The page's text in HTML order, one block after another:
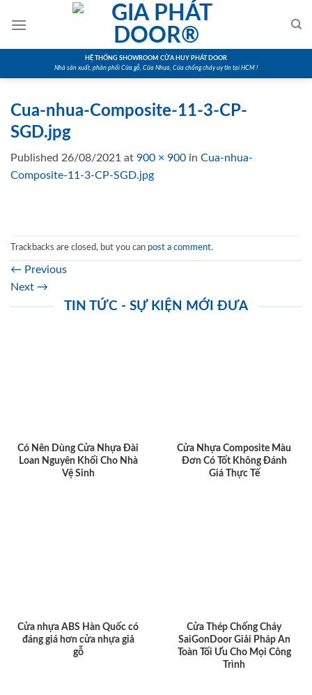
HỆ THỐNG SHOWROOM CỬA HUY PHÁT DOOR
Nhà sản xuất, phân phối Cửa gỗ, Cửa Nhựa, Cửa chống cháy uy tín tại HCM !
Cua-nhua-Composite-11-3-CP-
SGD.jpg
Published 26/08/2021 at 900 × 900 in Cua-nhua-
Composite-11-3-CP-SGD.jpg
Trackbacks are closed, but you can post a comment.
← Previous
Next →
TIN TỨC - SỰ KIỆN MỚI ĐƯA
Có Nên Dùng Cửa Nhựa Đài
Loan Nguyên Khối Cho Nhà
Vệ Sinh
Cửa Nhựa Composite Màu
Đơn Có Tốt Không Đánh
Giá Thực Tế
Cửa nhựa ABS Hàn Quốc có
đáng giá hơn cửa nhựa giả
gỗ
Cửa Thép Chống Cháy
SaiGonDoor Giải Pháp An
Toàn Tối Ưu Cho Mọi Công
Trình